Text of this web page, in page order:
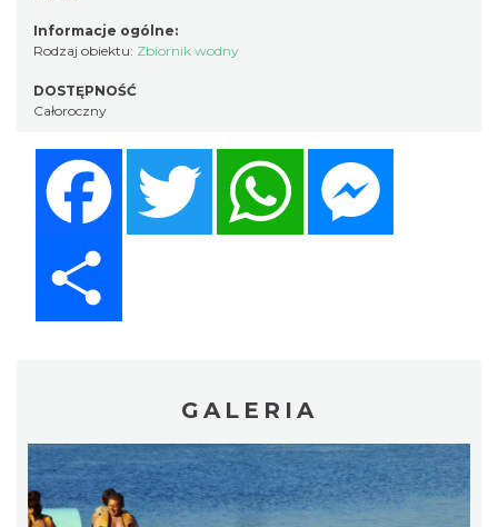
Informacje ogólne:
Rodzaj obiektu: Zbiornik wodny
DOSTĘPNOŚĆ
Całoroczny
Twitter WhatsApp
GALERIA